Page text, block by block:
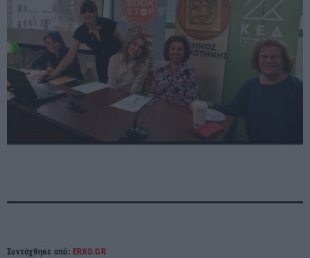
Συντάχθηκε από: ERKO.GR